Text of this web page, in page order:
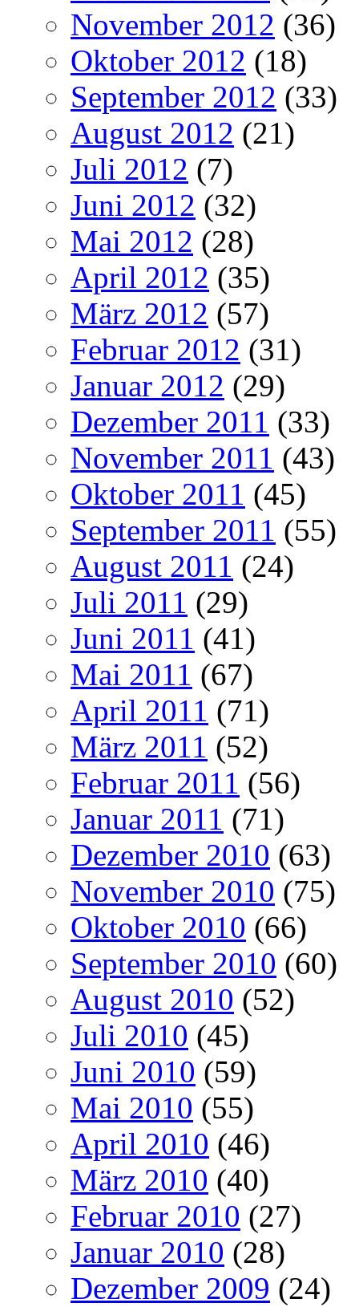
November 2012 (36)
Oktober 2012 (18)
September 2012 (33)
August 2012 (21)
Juli 2012 (7)
Juni 2012 (32)
Mai 2012 (28)
April 2012 (35)
März 2012 (57)
Februar 2012 (31)
Januar 2012 (29)
Dezember 2011 (33)
November 2011 (43)
Oktober 2011 (45)
September 2011 (55)
August 2011 (24)
Juli 2011 (29)
Juni 2011 (41)
Mai 2011 (67)
April 2011 (71)
März 2011 (52)
Februar 2011 (56)
Januar 2011 (71)
Dezember 2010 (63)
November 2010 (75)
Oktober 2010 (66)
September 2010 (60)
August 2010 (52)
Juli 2010 (45)
Juni 2010 (59)
Mai 2010 (55)
April 2010 (46)
März 2010 (40)
Februar 2010 (27)
Januar 2010 (28)
Dezember 2009 (24)